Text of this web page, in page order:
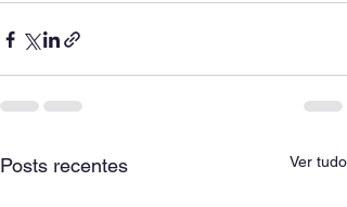
Posts recentes Ver tudo